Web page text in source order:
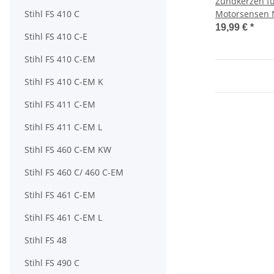
Motorsensen
19,99 € *
Stihl FS 410 C
Stihl FS 410 C-E
Stihl FS 410 C-EM
Stihl FS 410 C-EM K
Stihl FS 411 C-EM
Stihl FS 411 C-EM L
Stihl FS 460 C-EM KW
Stihl FS 460 C/ 460 C-EM
Stihl FS 461 C-EM
Stihl FS 461 C-EM L
Stihl FS 48
Stihl FS 490 C